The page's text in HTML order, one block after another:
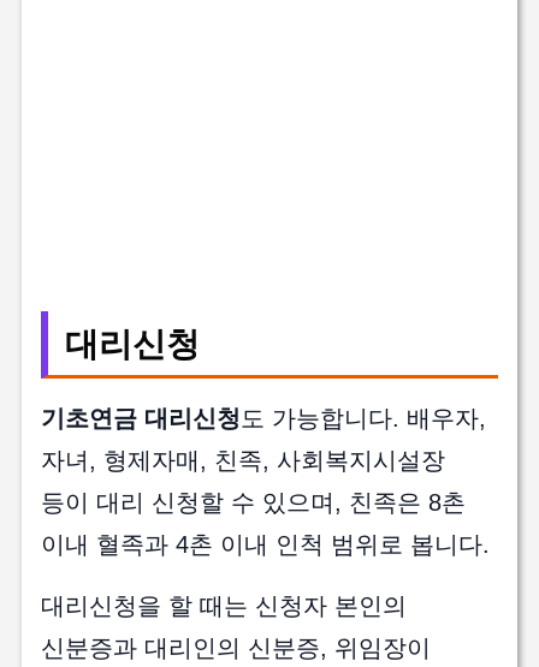
대리신청
기초연금 대리신청 도 가능합니다. 배우자,
자녀, 형제자매, 친족, 사회복지시설장
등이 대리 신청할 수 있으며, 친족은 8촌
이내 혈족과 4촌 이내 인척 범위로 봅니다.
대리신청을 할 때는 신청자 본인의
신분증과 대리인의 신분증, 위임장이